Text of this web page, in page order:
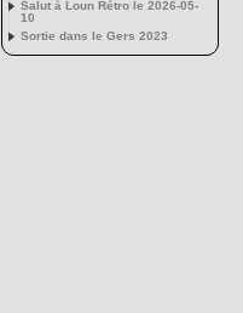
Salut à Loun Rétro le 2026-05-
10
Sortie dans le Gers 2023